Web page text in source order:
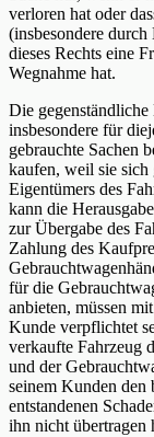
verloren hat oder
(insbesondere
dieses Rechts eine
Wegnahme hat.
Die
insbesondere für
gebrauchte Sachen
kaufen, weil sie sich
Eigentümers des
kann die
zur Übergabe des
Zahlung des
für die
anbieten, müssen
Kunde verpflichtet
verkaufte Fahrzeug
und der
seinem Kunden den
entstandenen
ihn nicht übertragen